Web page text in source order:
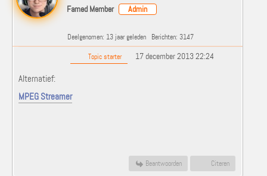
Famed Member Admin
Deelgenomen: 13 jaar geleden Berichten: 3147
Topic starter 17 december 2013 22:24
Alternatief:
MPEG Streamer
Beantwoorden Citeren